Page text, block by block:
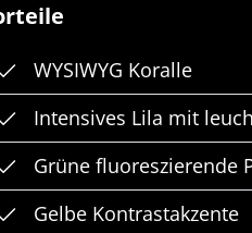
WYSIWYG Koralle
Intensives Lila mit
Grüne fluoreszierende
Gelbe Kontrastakzente